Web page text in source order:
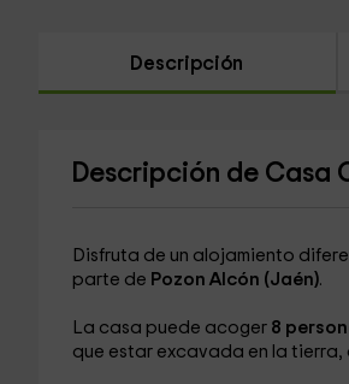
Descripción
Descripción de Casa
Disfruta de un alojamiento
parte de Pozon Alcón (Jaén).
La casa puede acoger8
que estar excavada en la